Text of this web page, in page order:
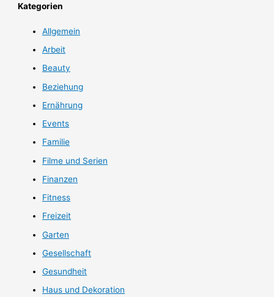
Kategorien
Allgemein
Arbeit
Beauty
Beziehung
Ernährung
Events
Familie
Filme und Serien
Finanzen
Fitness
Freizeit
Garten
Gesellschaft
Gesundheit
Haus und Dekoration